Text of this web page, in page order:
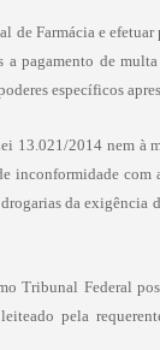
Farmácia e
pagamento de
específicos
13.021/2014 nem
inconformidade
da
Tribunal Federal
pela